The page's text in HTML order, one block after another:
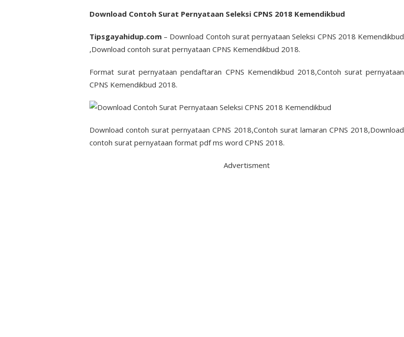
Download Contoh Surat Pernyataan Seleksi CPNS 2018 Kemendikbud
Tipsgayahidup.com – Download Contoh surat pernyataan Seleksi CPNS 2018 Kemendikbud
,Download contoh surat pernyataan CPNS Kemendikbud 2018.
Format surat pernyataan pendaftaran CPNS Kemendikbud 2018,Contoh surat pernyataan
CPNS Kemendikbud 2018.
Download contoh surat pernyataan CPNS 2018,Contoh surat lamaran CPNS 2018,Download
contoh surat pernyataan format pdf ms word CPNS 2018.
Advertisment